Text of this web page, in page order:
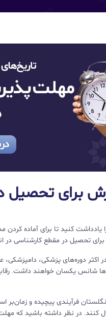
برای تحصیل
کنید تا برای آماده
مقطع کارشناسی در انگلستان در سال
دوره‌های پزشکی، دامپزشکی،
شانس یکسان خواهند داشت.
فرآیندی پیچیده و زمان‌بر
کنند. در نظر داشته باشید که